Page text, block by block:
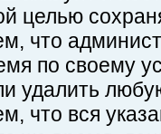
целью
что
по своему
удалить
что вся